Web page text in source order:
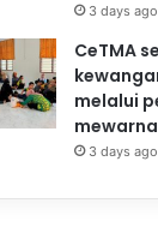
3 days ago
CeTMA
melalui
mewarna
3 days ago